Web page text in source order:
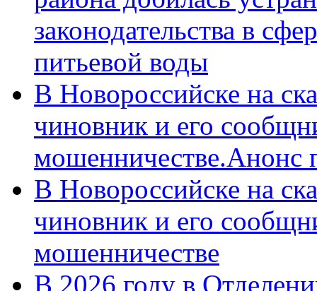
законодательства в
питьевой воды
В Новороссийске на
чиновник и его
мошенничестве.Анонс
В Новороссийске на
чиновник и его
мошенничестве
В 2026 году в